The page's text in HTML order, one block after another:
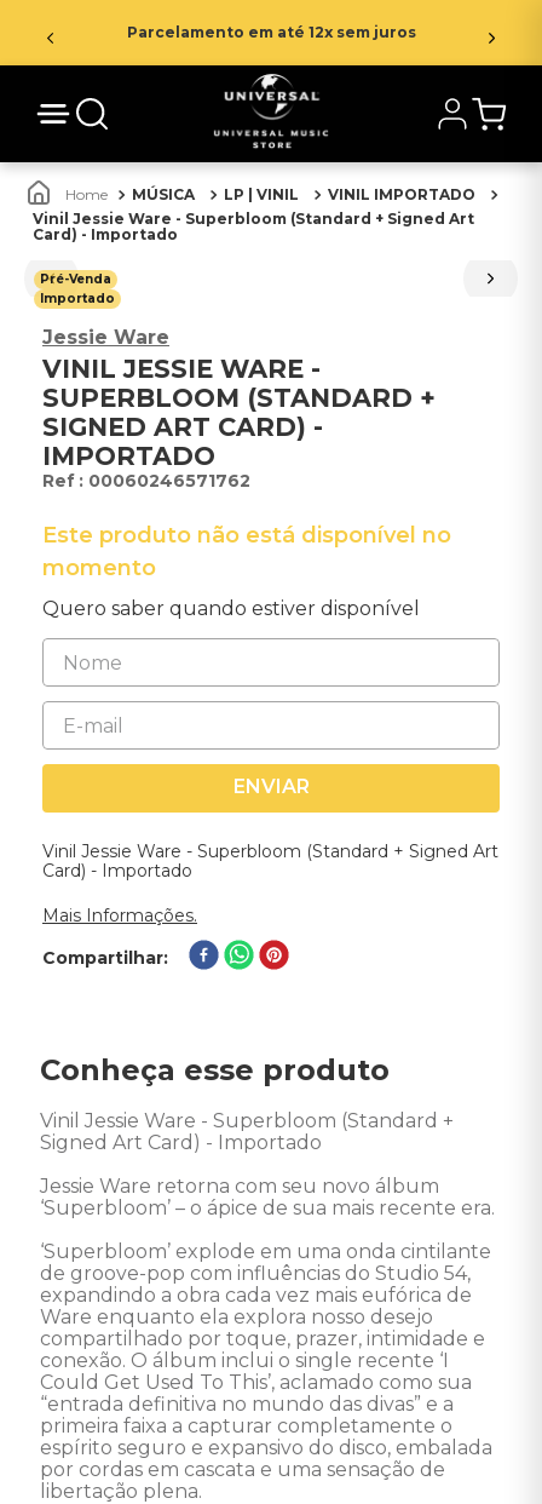
Parcelamento em até 12x sem juros
MÚSICA LP | VINIL
VINIL IMPORTADO
Vinil Jessie Ware - Superbloom (Standard + Signed Art
Card) - Importado
Pré-Venda
Importado
Jessie Ware
VINIL JESSIE WARE -
SUPERBLOOM (STANDARD +
SIGNED ART CARD) -
IMPORTADO
: 00060246571762
Este produto não está disponível no
momento
Quero saber quando estiver disponível
ENVIAR
Vinil Jessie Ware - Superbloom (Standard + Signed Art
Card) - Importado
Mais Informações.
Compartilhar
Conheça esse produto
Vinil Jessie Ware - Superbloom (Standard +
Signed Art Card) - Importado
Jessie Ware retorna com seu novo álbum
‘Superbloom’ – o ápice de sua mais recente era.
‘Superbloom’ explode em uma onda cintilante
de groove-pop com influências do Studio 54,
expandindo a obra cada vez mais eufórica de
Ware enquanto ela explora nosso desejo
compartilhado por toque, prazer, intimidade e
conexão. O álbum inclui o single recente ‘I
Could Get Used To This’, aclamado como sua
“entrada definitiva no mundo das divas” e a
primeira faixa a capturar completamente o
espírito seguro e expansivo do disco, embalada
por cordas em cascata e uma sensação de
libertação plena.